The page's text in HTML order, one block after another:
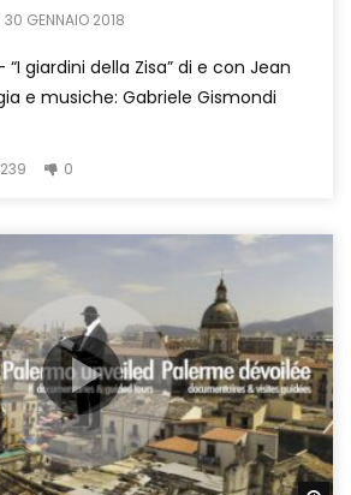
30 GENNAIO 2018
giardini della Zisa” di e con Jean
e musiche: Gabriele Gismondi
239 0